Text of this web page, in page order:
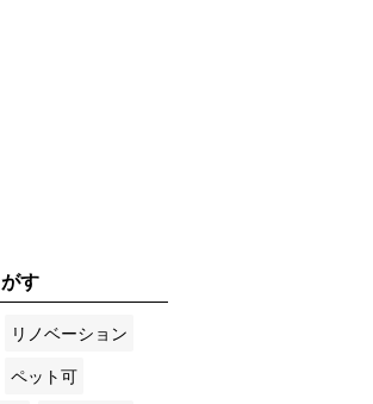
す
リノベーション
ペット可